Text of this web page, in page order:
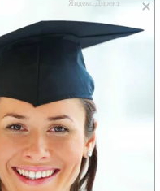
Яндекс.Директ